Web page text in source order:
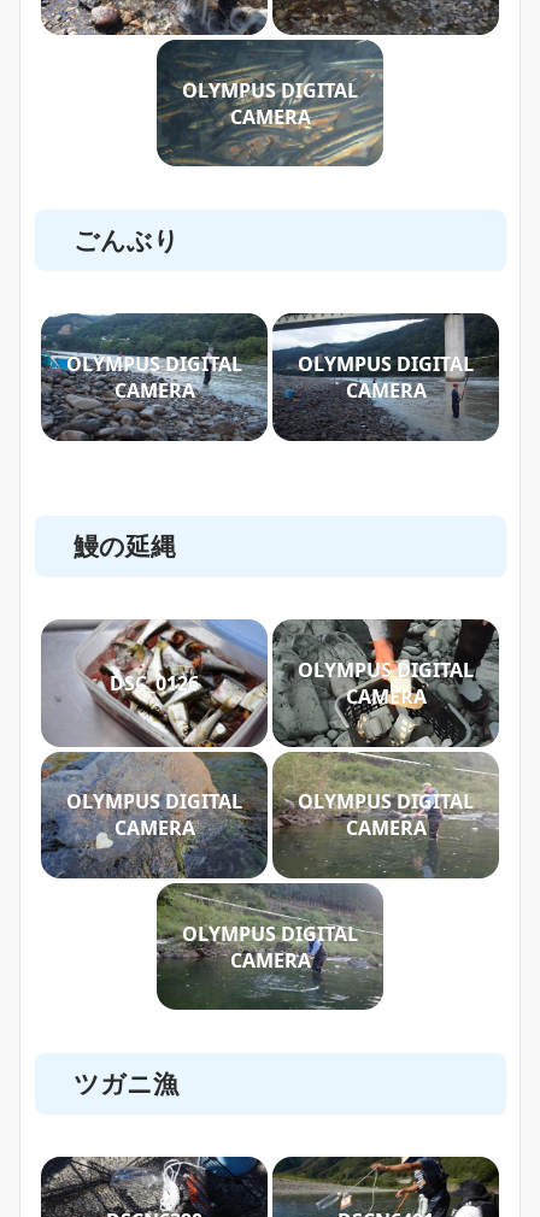
OLYMPUS DIGITAL
CAMERA
ごんぶり
OLYMPUS DIGITAL
CAMERA
OLYMPUS DIGITAL
CAMERA
鰻の延縄
DSC_0126
OLYMPUS DIGITAL
CAMERA
OLYMPUS DIGITAL
CAMERA
OLYMPUS DIGITAL
CAMERA
OLYMPUS DIGITAL
CAMERA
ツガニ漁